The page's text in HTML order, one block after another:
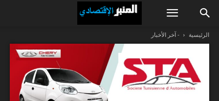
الرئيسية - آخر الأخبار